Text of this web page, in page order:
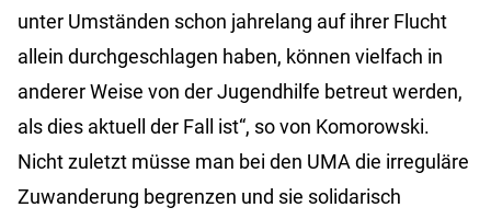
unter Umständen schon jahrelang auf ihrer Flucht
allein durchgeschlagen haben, können vielfach in
anderer Weise von der Jugendhilfe betreut werden,
als dies aktuell der Fall ist“, so von Komorowski.
Nicht zuletzt müsse man bei den UMA die irreguläre
Zuwanderung begrenzen und sie solidarisch